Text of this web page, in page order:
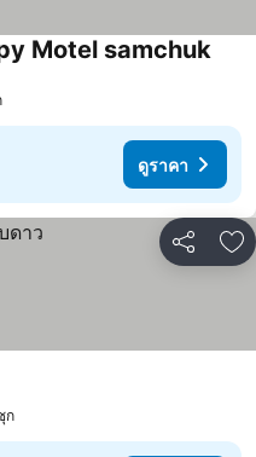
Motel samchuk
ดูราคา
แชร์ เ
ก